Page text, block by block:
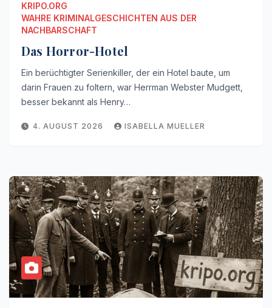
KRIPO.ORG
WAHRE KRIMINALGESCHICHTEN AUS DER
NACHBARSCHAFT
Das Horror-Hotel
Ein berüchtigter Serienkiller, der ein Hotel baute, um
darin Frauen zu foltern, war Herrman Webster Mudgett,
besser bekannt als Henry…
4. AUGUST 2026 ISABELLA MUELLER